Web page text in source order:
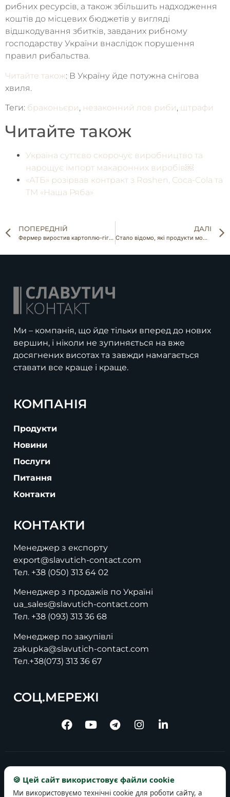
рибних ресурсів, а також збільшить надходження
коштів до місцевих бюджетів у вигляді
відшкодування збитків, завданих рибному
господарству України внаслідок порушення
правил рибальства.
Читайте також: В Україну йде потужна снігова
хвиля.
Теги: браконьєри, незаконний лов риби, штрафи
Читайте також
Україна суттєво скорочує виробництво та
нарощує імпорт макаронних виробів￼
«АТБ» розірвав контракт з Roshen, Coca-Cola та
ТМ «Наша Ряба»
ПОПЕРЕДНІЙ
Фермер виростив картоплю-гіганта
ДАЛІ
Стало відомо, які продукти можуть замінити антибіотики
Ми – компанія, що йде тільки вперед до нових
вершин, і ніколи не зупиняється на вже
досягнених висотах та завжди намагається
ставати все краще і краще.
КОМПАНІЯ
Продукти
Новини
Послуги
Питання
Контакти
КОНТАКТИ
Менеджер з експорту
export@slavutich-contact.com
Тел. +38 (050) 313 64 02
Менеджер з продажів по Україні
ua_sales@slavutich-contact.com
Тел. +38 (093) 313 36 68
Менеджер по закупівлі
zakupka@slavutich-contact.com
Тел.+38(073) 313 36 67
СОЦ.МЕРЕЖІ
🍪 Цей сайт використовує файли cookie
Ми використовуємо технічні cookie для роботи сайту, а